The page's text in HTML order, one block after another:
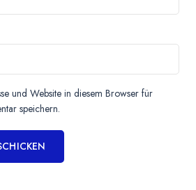
und Website in diesem Browser für
speichern.